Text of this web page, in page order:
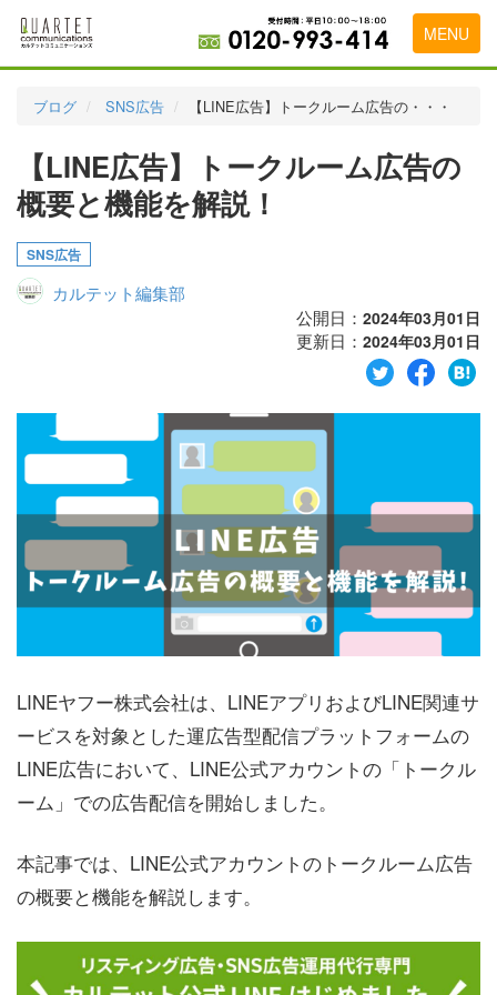
MENU
実績・お客様の声
初めて導入をお考えの方
代理店の乗り換えをお考えの方
会社概要
お問い合わせ
ブログ SNS広告 【LINE広告】トークルーム広告の・・・
【LINE広告】トークルーム広告の
概要と機能を解説！
SNS広告
カルテット編集部
公開日： 2024年03月01日
更新日： 2024年03月01日
LINEヤフー株式会社は、LINEアプリおよびLINE関連サ
ービスを対象とした運広告型配信プラットフォームの
LINE広告において、LINE公式アカウントの「トークル
ーム」での広告配信を開始しました。
本記事では、LINE公式アカウントのトークルーム広告
の概要と機能を解説します。